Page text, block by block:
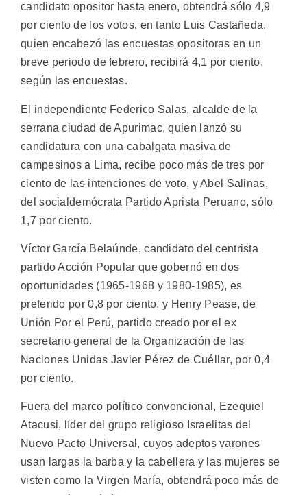
candidato opositor hasta enero, obtendrá sólo 4,9
por ciento de los votos, en tanto Luis Castañeda,
quien encabezó las encuestas opositoras en un
breve periodo de febrero, recibirá 4,1 por ciento,
según las encuestas.
El independiente Federico Salas, alcalde de la
serrana ciudad de Apurimac, quien lanzó su
candidatura con una cabalgata masiva de
campesinos a Lima, recibe poco más de tres por
ciento de las intenciones de voto, y Abel Salinas,
del socialdemócrata Partido Aprista Peruano, sólo
1,7 por ciento.
Víctor García Belaúnde, candidato del centrista
partido Acción Popular que gobernó en dos
oportunidades (1965-1968 y 1980-1985), es
preferido por 0,8 por ciento, y Henry Pease, de
Unión Por el Perú, partido creado por el ex
secretario general de la Organización de las
Naciones Unidas Javier Pérez de Cuéllar, por 0,4
por ciento.
Fuera del marco político convencional, Ezequiel
Atacusi, líder del grupo religioso Israelitas del
Nuevo Pacto Universal, cuyos adeptos varones
usan largas la barba y la cabellera y las mujeres se
visten como la Virgen María, obtendrá poco más de